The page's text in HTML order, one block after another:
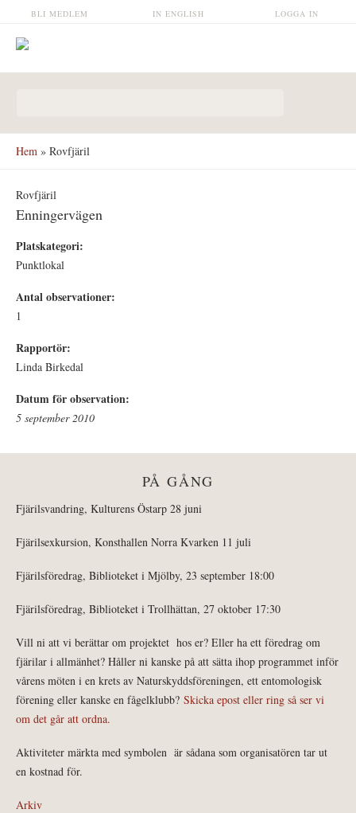
Hoppa till huvudinnehåll LOGGA IN
IN ENGLISH
BLI MEDLEM
Hem » Rovfjäril
Rovfjäril
Enningervägen
Platskategori:
Punktlokal
Antal observationer:
1
Rapportör:
Linda Birkedal
Datum för observation:
5 september 2010
PÅ GÅNG
Fjärilsvandring, Kulturens Östarp 28 juni
Fjärilsexkursion, Konsthallen Norra Kvarken 11 juli
Fjärilsföredrag, Biblioteket i Mjölby, 23 september 18:00
Fjärilsföredrag, Biblioteket i Trollhättan, 27 oktober 17:30
Vill ni att vi berättar om projektet hos er? Eller ha ett föredrag om
fjärilar i allmänhet? Håller ni kanske på att sätta ihop programmet inför
vårens möten i en krets av Naturskyddsföreningen, ett entomologisk
förening eller kanske en fågelklubb? Skicka epost eller ring så ser vi
om det går att ordna.
Aktiviteter märkta med symbolen är sådana som organisatören tar ut
en kostnad för.
Arkiv